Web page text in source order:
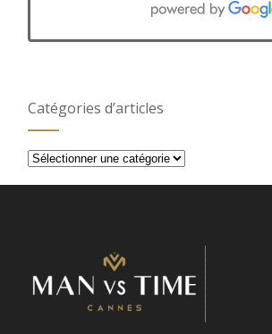
Catégories d’articles
Catégories